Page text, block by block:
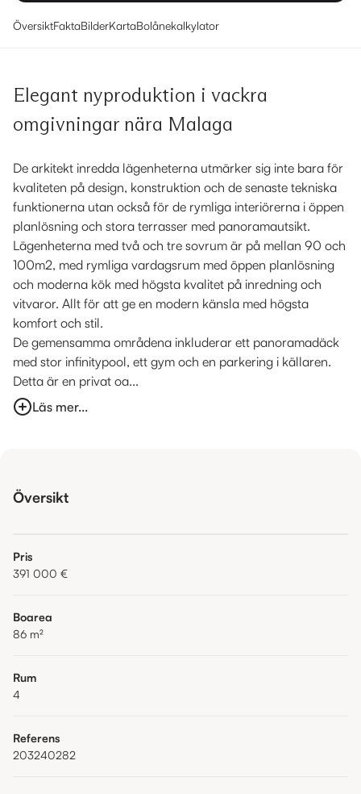
ÖversiktFaktaBilderKartaBolånekalkylator
Elegant nyproduktion i vackra
omgivningar nära Malaga
De arkitekt inredda lägenheterna utmärker sig inte bara för
kvaliteten på design, konstruktion och de senaste tekniska
funktionerna utan också för de rymliga interiörerna i öppen
planlösning och stora terrasser med panoramautsikt.
Lägenheterna med två och tre sovrum är på mellan 90 och
100m2, med rymliga vardagsrum med öppen planlösning
och moderna kök med högsta kvalitet på inredning och
vitvaror. Allt för att ge en modern känsla med högsta
komfort och stil.
De gemensamma områdena inkluderar ett panoramadäck
med stor infinitypool, ett gym och en parkering i källaren.
Detta är en privat oa...
Läs mer...
Översikt
Pris
391 000 €
Boarea
86 m²
Rum
4
Referens
203240282